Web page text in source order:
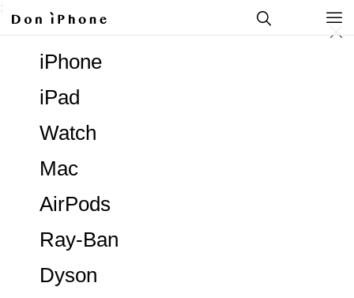
;
Dyson
AirPods
Ray-Ban
Mac
Watch
iPad
iPhone